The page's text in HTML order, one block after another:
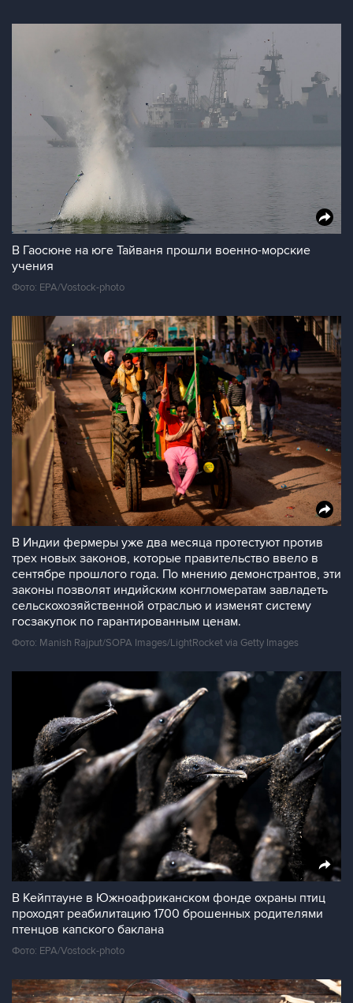
В Гаосюне на юге Тайваня прошли военно-морские
учения
Фото: EPA/Vostock-photo
В Индии фермеры уже два месяца протестуют против
трех новых законов, которые правительство ввело в
сентябре прошлого года. По мнению демонстрантов, эти
законы позволят индийским конгломератам завладеть
сельскохозяйственной отраслью и изменят систему
госзакупок по гарантированным ценам.
Фото: Manish Rajput/SOPA Images/LightRocket via Getty Images
В Кейптауне в Южноафриканском фонде охраны птиц
проходят реабилитацию 1700 брошенных родителями
птенцов капского баклана
Фото: EPA/Vostock-photo